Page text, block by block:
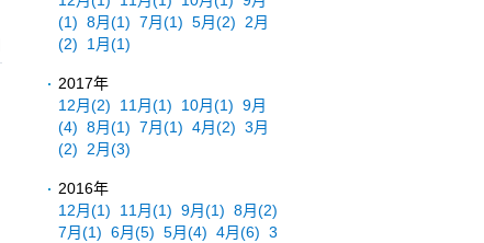
(1) 8月(1) 7月(1) 5月(2)
2月
(2)
1月(1)
2017年
12月(2) 11月(1) 10月(1) 9月
(4) 8月(1) 7月(1) 4月(2) 3月
(2)
2月(3)
2016年
12月(1) 11月(1) 9月(1) 8月(2)
7月(1) 6月(5) 5月(4) 4月(6) 3